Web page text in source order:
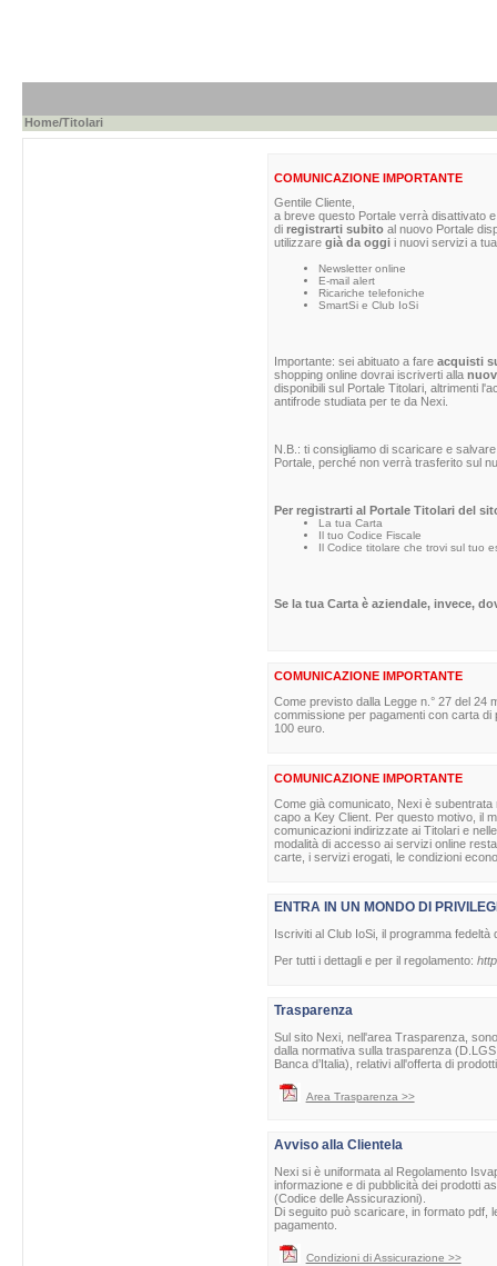
Home/Titolari
COMUNICAZIONE IMPORTANTE
Gentile Cliente,
a breve questo Portale verrà disattivato
diregistrarti subitoal nuovo Portale
utilizzare già da oggii nuovi servizi a
Newsletter online
E-mail alert
Ricariche telefoniche
SmartSi e Club IoSi
Importante: sei abituato a fare acquisti
shopping online dovrai iscriverti alla
disponibili sul Portale Titolari, altrimenti
antifrode studiata per te da Nexi.
N.B.: ti consigliamo di scaricare e
Portale, perché non verrà trasferito sul
Per registrarti al Portale Titolari del
La tua Carta
Il tuo Codice Fiscale
Il Codice titolare che trovi sul tuo
Se la tua Carta è aziendale, invece,
COMUNICAZIONE IMPORTANTE
Come previsto dalla Legge n.° 27 del 24
commissione per pagamenti con carta
100 euro.
COMUNICAZIONE IMPORTANTE
Come già comunicato, Nexi è
capo a Key Client. Per questo motivo, il
comunicazioni indirizzate ai Titolari e
modalità di accesso ai servizi online
carte, i servizi erogati, le condizioni
ENTRA IN UN MONDO DI
Iscriviti al Club IoSi, il programma
Per tutti i dettagli e per il regolamento:
Trasparenza
Sul sito Nexi, nell'area Trasparenza,
dalla normativa sulla trasparenza
Banca d’Italia), relativi all'offerta di
Area Trasparenza >>
Avviso alla Clientela
Nexi si è uniformata al Regolamento
informazione e di pubblicità dei prodotti
(Codice delle Assicurazioni).
Di seguito può scaricare, in formato pdf,
pagamento.
Condizioni di Assicurazione >>